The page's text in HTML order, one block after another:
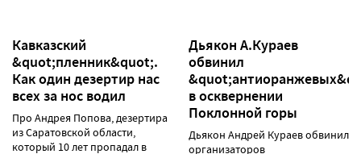
Кавказский
&quot;пленник&quot;.
Как один дезертир нас
всех за нос водил
Про Андрея Попова, дезертира
из Саратовской области,
который 10 лет пропадал в
Дьякон А.Кураев
обвинил
в осквернении
Поклонной горы
Дьякон Андрей Кураев обвинил
организаторов